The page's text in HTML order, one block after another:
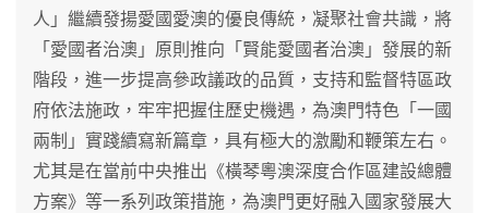
人」繼續發揚愛國愛澳的優良傳統，凝聚社會共識，將
「愛國者治澳」原則推向「賢能愛國者治澳」發展的新
階段，進一步提高參政議政的品質，支持和監督特區政
府依法施政，牢牢把握住歷史機遇，為澳門特色「一國
兩制」實踐續寫新篇章，具有極大的激勵和鞭策左右。
尤其是在當前中央推出《橫琴粵澳深度合作區建設總體
方案》等一系列政策措施，為澳門更好融入國家發展大